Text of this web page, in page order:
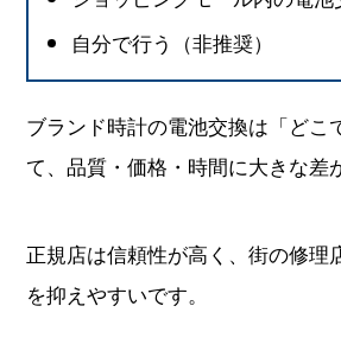
自分で行う（非推奨）
ブランド時計の電池交換は「どこ
て、品質・価格・時間に大きな差
正規店は信頼性が高く、街の修理
を抑えやすいです。